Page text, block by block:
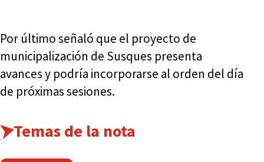
Por último señaló que el proyecto de
municipalización de Susques presenta
avances y podría incorporarse al orden del día
de próximas sesiones.
Temas de la nota